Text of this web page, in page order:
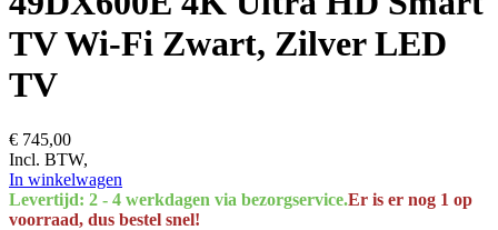
TV Wi-Fi Zwart, Zilver LED
TV
€ 745,00
Incl. BTW,
In winkelwagen
Levertijd: 2 - 4 werkdagen via bezorgservice.Er is er nog 1 op
voorraad, dus bestel snel!